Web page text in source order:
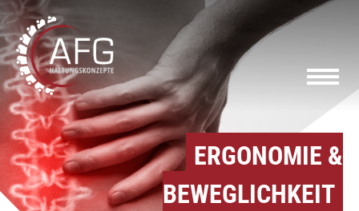
ERGONOMIE &
BEWEGLICHKEIT